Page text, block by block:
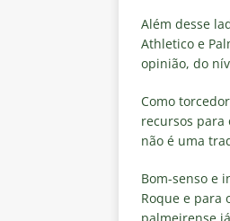
Além desse
Athletico e
opinião, do
Como
recursos para
não é uma
Bom-senso e
Roque e para